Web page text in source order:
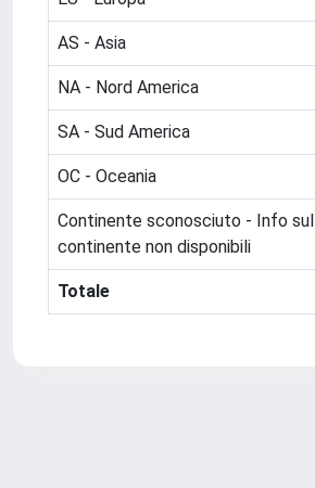
AS - Asia
NA - Nord America
SA - Sud America
OC - Oceania
Continente sconosciuto - Info sul
continente non disponibili
Totale